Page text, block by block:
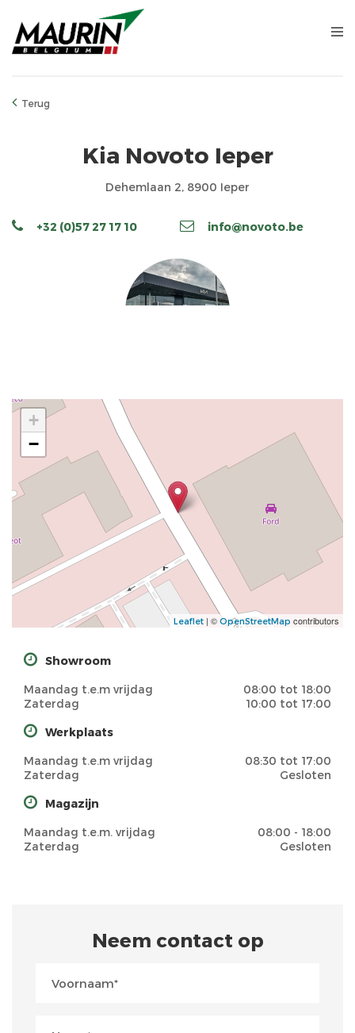
Terug
Kia Novoto Ieper
Dehemlaan 2, 8900 Ieper
+32 (0)57 27 17 10 info@novoto.be
+
−
Leaflet | © OpenStreetMap contributors
Showroom
Maandag t.e.m vrijdag
08:00 tot 18:00
Zaterdag
10:00 tot 17:00
Werkplaats
Maandag t.e.m vrijdag
08:30 tot 17:00
Zaterdag
Gesloten
Magazijn
Maandag t.e.m. vrijdag
08:00 - 18:00
Zaterdag
Gesloten
Neem contact op